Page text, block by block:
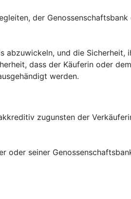
der
und die Sicherheit,
dass der Käuferin oder
werden.
zugunsten der
oder seiner